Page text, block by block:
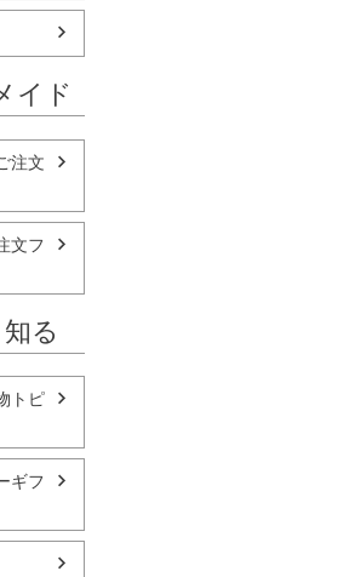
イド
注文
文フ
る
トピ
ギフ